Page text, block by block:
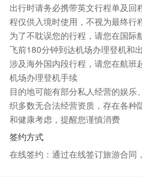
餐饮
早餐：自理
中餐：自理
晚
住宿
自选酒店
第14天
餐饮
早餐：
中餐：
晚餐：
住宿
第15天 约翰·霍普斯金大学-华盛
出行时请务必携带英文行程单及回
程仅供入境时使用，不视为最终行
为了不耽误您的行程，请您在国际
飞前180分钟到达机场办理登机和
涉及海外国内段行程，请您在航班
机场办理登机手续
目的地可能有部分私人经营的娱乐
织多数无合法经营资质，存在各种
和健康考虑，提醒您谨慎消费
签约方式
在线签约：通过在线签订旅游合同